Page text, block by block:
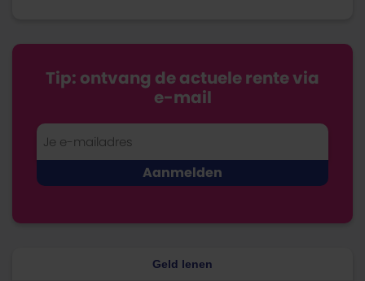
Tip: ontvang de actuele rente via
e-mail
Geld lenen